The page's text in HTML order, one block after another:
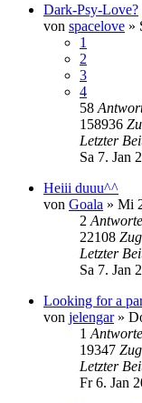
Dark-Psy-Love?
von spacelove »
1
2
3
4
58
158936
Letzter
Sa 7. Jan
Heiii duuu^^
von Goala » Mi
2
22108
Letzter
Sa 7. Jan
Looking for a
von jelengar»
1
19347
Letzter
Fr 6. Jan